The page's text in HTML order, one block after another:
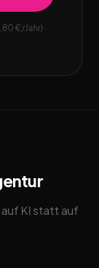
€/Jahr) ·
auf KI statt auf